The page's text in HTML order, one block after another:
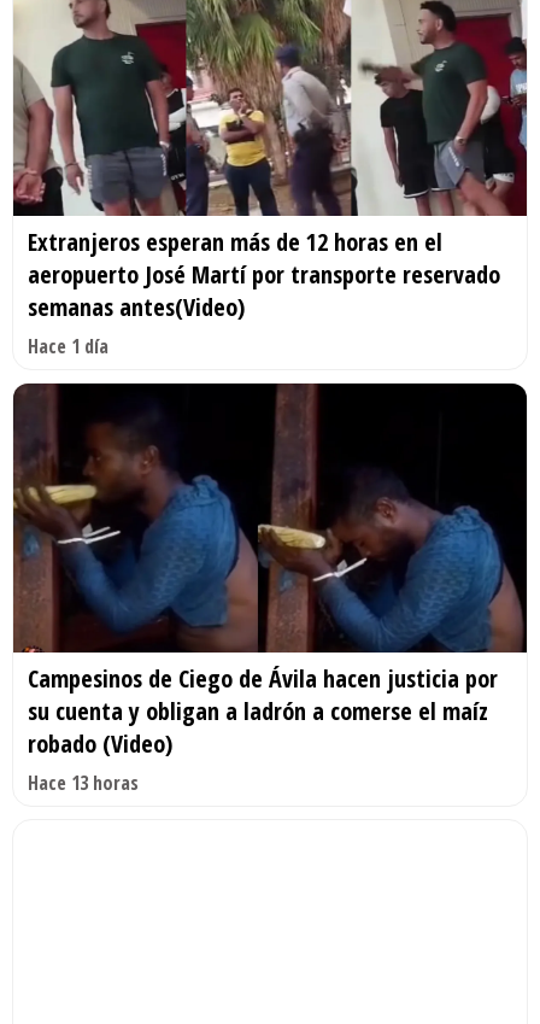
Extranjeros esperan más de 12 horas en el
aeropuerto José Martí por transporte reservado
semanas antes(Video)
Hace 1 día
Campesinos de Ciego de Ávila hacen justicia por
su cuenta y obligan a ladrón a comerse el maíz
robado (Video)
Hace 13 horas